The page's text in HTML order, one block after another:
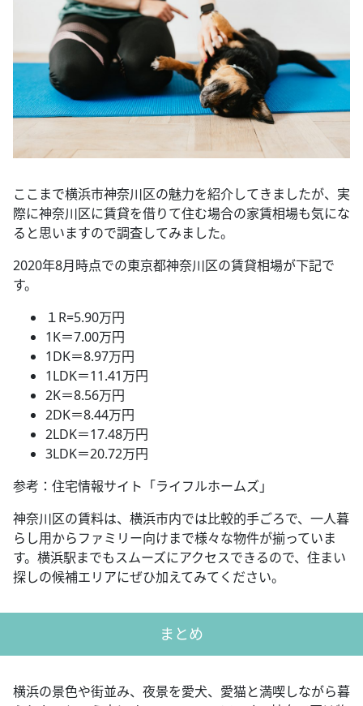
ここまで横浜市神奈川区の魅力を紹介してきましたが、実
際に神奈川区に賃貸を借りて住む場合の家賃相場も気にな
ると思いますので調査してみました。
2020年8月時点での東京都神奈川区の賃貸相場が下記で
す。
１R=5.90万円
1K＝7.00万円
1DK＝8.97万円
1LDK＝11.41万円
2K＝8.56万円
2DK＝8.44万円
2LDK＝17.48万円
3LDK＝20.72万円
参考：住宅情報サイト「ライフルホームズ」
神奈川区の賃料は、横浜市内では比較的手ごろで、一人暮
らし用からファミリー向けまで様々な物件が揃っていま
す。横浜駅までもスムーズにアクセスできるので、住まい
探しの候補エリアにぜひ加えてみてください。
まとめ
横浜の景色や街並み、夜景を愛犬、愛猫と満喫しながら暮